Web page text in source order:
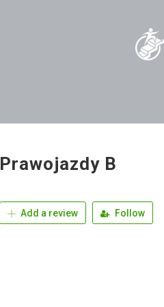
Prawojazdy B
Add a review Follow